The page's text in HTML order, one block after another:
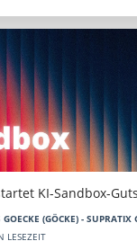
KI-Sandbox-
(GÖCKE) - SUPRATIX